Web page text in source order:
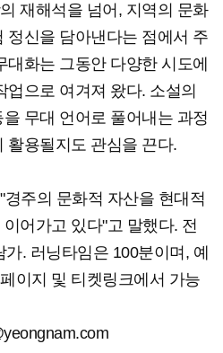
재해석을 넘어, 지역의 문화
정신을 담아낸다는 점에서 주
화는 그동안 다양한 시도에
으로 여겨져 왔다. 소설의
무대 언어로 풀어내는 과정
활용될지도 관심을 끈다.
주의 문화적 자산을 현대적
어가고 있다"고 말했다. 전
. 러닝타임은 100분이며, 예
이지 및 티켓링크에서 가능